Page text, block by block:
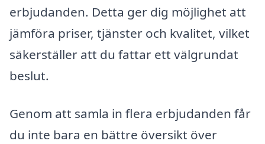
erbjudanden. Detta ger dig möjlighet att
jämföra priser, tjänster och kvalitet, vilket
säkerställer att du fattar ett välgrundat
beslut.
Genom att samla in flera erbjudanden får
du inte bara en bättre översikt över